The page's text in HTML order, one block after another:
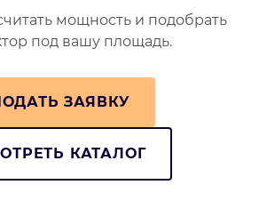
мощность и подобрать
под вашу площадь.
ЗАЯВКУ
КАТАЛОГ